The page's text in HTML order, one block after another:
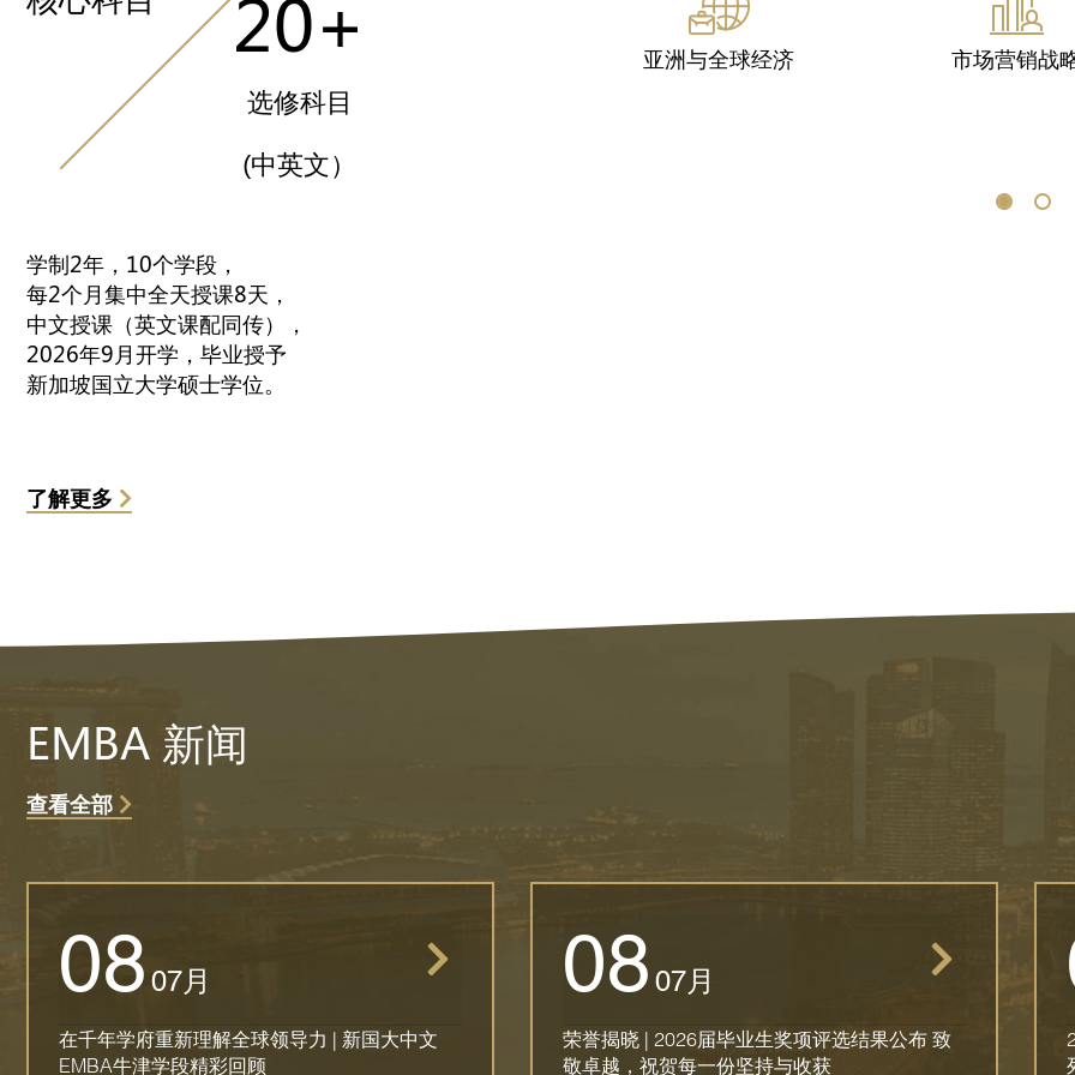
20+
选修科目
(中英文）
学制2年，10个学段，
每2个月集中全天授课8天，
中文授课（英文课配同传），
2026年9月开学，毕业授予
新加坡国立大学硕士学位。
了解更多
组织与变革
EMBA 新闻
查看全部
08 07月
在千年学府重新理解全球领导力 | 新国大中文
EMBA牛津学段精彩回顾
08 07月
荣誉揭晓 | 2026届毕业生奖项评选结果公布 致
敬卓越，祝贺每一份坚持与收获